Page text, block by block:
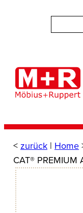
< zurück | Home
CAT® PREMIUM